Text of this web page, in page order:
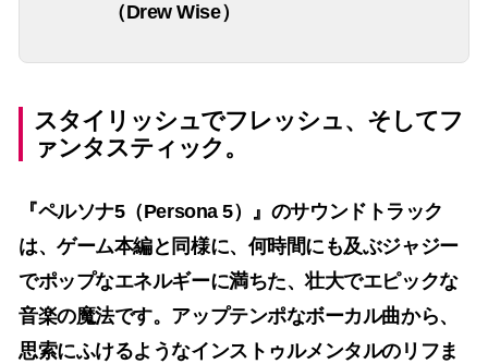
（Drew Wise）
スタイリッシュでフレッシュ、そしてフ
ァンタスティック。
『ペルソナ5（Persona 5） 』のサウンドトラック
は、ゲーム本編と同様に、何時間にも及ぶジャジー
でポップなエネルギーに満ちた、壮大でエピックな
音楽の魔法です。アップテンポなボーカル曲から、
思索にふけるようなインストゥルメンタルのリフま